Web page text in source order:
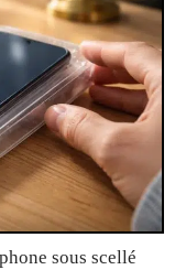
sous scellé